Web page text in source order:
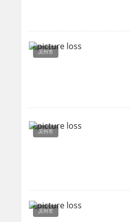
滨州市
滨州市
滨州市